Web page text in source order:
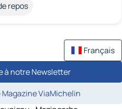
repos
Français
à notre Newsletter
ViaMichelin